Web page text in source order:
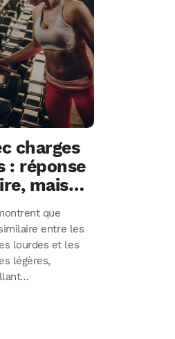
charges
: réponse
mais…
que
entre les
lourdes et les
légères,